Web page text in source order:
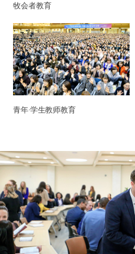
牧会者教育
青年·学生教师教育